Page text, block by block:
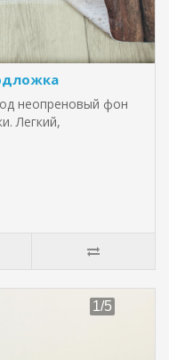
неопреновый фон
Легкий,